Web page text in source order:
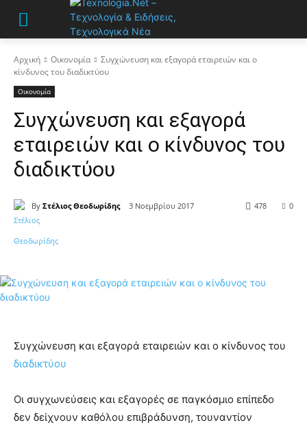
Αρχική Οικονομία
Συγχώνευση και εξαγορά εταιρειών και ο
κίνδυνος του διαδικτύου
Οικονομία
Συγχώνευση και εξαγορά
εταιρειών και ο κίνδυνος του
διαδικτύου
By Στέλιος Θεοδωρίδης 3 Νοεμβρίου 2017 0
478
Συγχώνευση και εξαγορά εταιρειών και ο κίνδυνος του
διαδικτύου
Οι συγχωνεύσεις και εξαγορές σε παγκόσμιο επίπεδο
δεν δείχνουν καθόλου επιβράδυνση, τουναντίον